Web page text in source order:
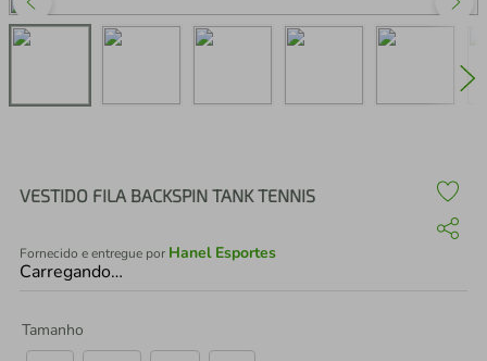
VESTIDO FILA BACKSPIN TANK TENNIS
Fornecido e entregue por Hanel Esportes
Carregando…
Tamanho